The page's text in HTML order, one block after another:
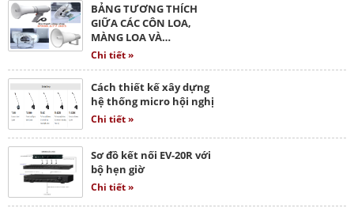
BẢNG TƯƠNG THÍCH
GIỮA CÁC CÔN LOA,
MÀNG LOA VÀ…
Chi tiết »
Cách thiết kế xây dựng
hệ thống micro hội nghị
Chi tiết »
Sơ đồ kết nối EV-20R với
bộ hẹn giờ
Chi tiết »